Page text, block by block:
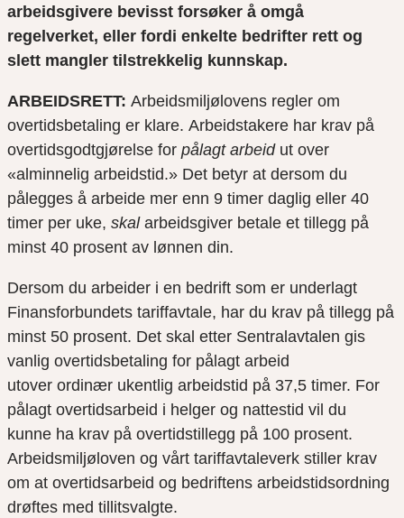
arbeidsgivere bevisst forsøker å omgå
regelverket, eller fordi enkelte bedrifter rett og
slett mangler tilstrekkelig kunnskap.
ARBEIDSRETT: Arbeidsmiljølovens reg ler om
overtidsbetaling er klare. Arbeidstakere har krav på
overtidsgodtgjørelse for pålagt arbeidut over
«alminnelig arbeidstid.» Det betyr at dersom du
pålegges å arbeide mer enn 9 timer daglig eller 40
timer per uke, skal arbeidsgiver betale et tillegg på
minst 40 prosent av lønnen din.
Dersom du arbeider i en bedrift som er underlagt
Finansforbundets tariffavtale, har du krav på tillegg på
minst 50 prosent. Det skal etter Sentralavtalen gis
vanlig overtidsbetaling for pålagt arbeid
utover ordinær ukentlig arbeidstid på 37,5 timer. For
pålagt overtidsarbeid i helger og nattestid vil du
kunne ha krav på overtidstillegg på 100 prosent.
Arbeidsmiljøloven og vårt tariffavtaleverk stiller krav
om at overtidsarbeid og bedriftens arbeidstidsordning
drøftes med tillitsvalgte.